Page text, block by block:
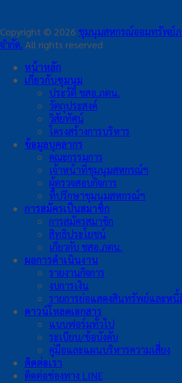
Copyright © 2026 ชุมนุมสหกรณ์ออมทรัพย์ภ
จำกัด. All rights reserved
หน้าหลัก
เกี่ยวกับชุมนุม
ประวัติ ชสอ.ภตน.
วัตถุประสงค์
วิสัยทัศน์
โครงสร้างการบริหาร
ข้อมูลบุคลากร
คณะกรรมการ
เจ้าหน้าที่ชุมนุมสหกรณ์ฯ
ผู้ตรวจสอบกิจการ
ที่ปรึกษาชุมนุมสหกรณ์ฯ
การสมัครเป็นสมาชิก
การสมัครสมาชิก
สิทธิประโยชน์
เกี่ยวกับ ชสอ.ภตน.
ผลการดำเนินงาน
รายงานกิจการ
งบการเงิน
รายการย่อแสดงสินทรัพย์และห
ดาวน์โหลดเอกสาร
แบบฟอร์มทั่วไป
ระเบียบ/ข้อบังคับ
คู่มือและแผนบริหารความเสี่ยง
ติดต่อเรา
ติดต่อช่องทาง LINE